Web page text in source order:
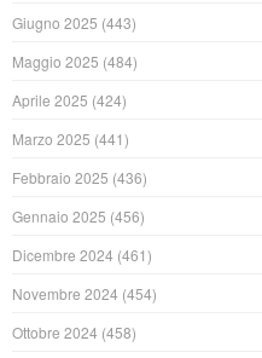
Giugno 2025 (443)
Maggio 2025 (484)
Aprile 2025 (424)
Marzo 2025 (441)
Febbraio 2025 (436)
Gennaio 2025 (456)
Dicembre 2024 (461)
Novembre 2024 (454)
Ottobre 2024 (458)